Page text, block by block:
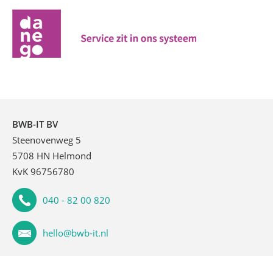
BWB-IT BV
Steenovenweg 5
5708 HN Helmond
KvK 96756780
040 - 82 00 820
hello@bwb-it.nl